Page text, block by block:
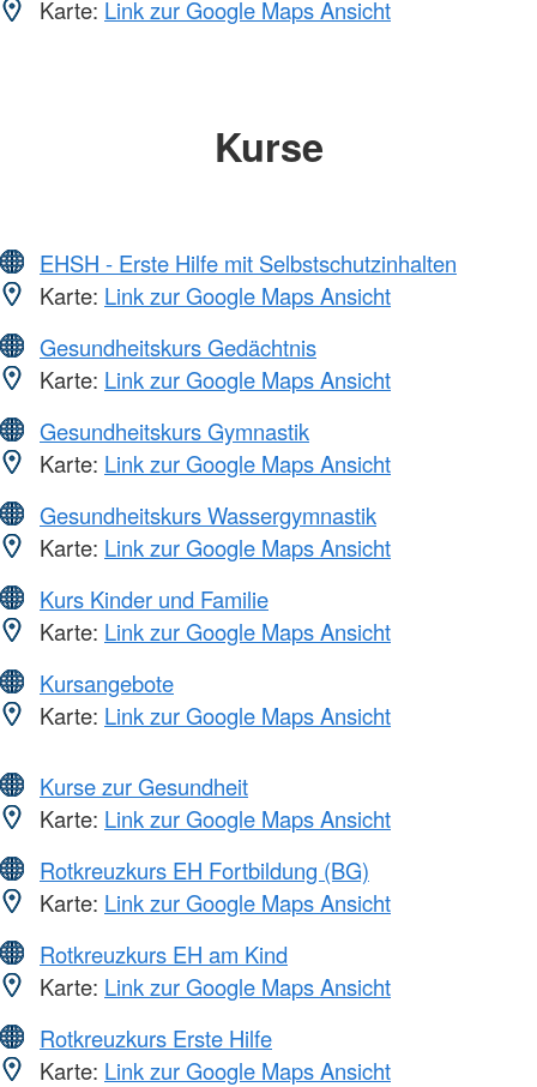
Karte: Link zur Google Maps Ansicht
Kurse
EHSH - Erste Hilfe mit Selbstschutzinhalten
Karte: Link zur Google Maps Ansicht
Gesundheitskurs Gedächtnis
Karte: Link zur Google Maps Ansicht
Gesundheitskurs Gymnastik
Karte: Link zur Google Maps Ansicht
Gesundheitskurs Wassergymnastik
Karte: Link zur Google Maps Ansicht
Kurs Kinder und Familie
Karte: Link zur Google Maps Ansicht
Kursangebote
Karte: Link zur Google Maps Ansicht
Kurse zur Gesundheit
Karte: Link zur Google Maps Ansicht
Rotkreuzkurs EH Fortbildung (BG)
Karte: Link zur Google Maps Ansicht
Rotkreuzkurs EH am Kind
Karte: Link zur Google Maps Ansicht
Rotkreuzkurs Erste Hilfe
Karte: Link zur Google Maps Ansicht